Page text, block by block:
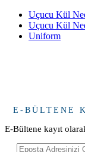
Uçucu Kül
Uçucu Kül
Uniform
E-BÜLTENE
E-Bültene kayıt